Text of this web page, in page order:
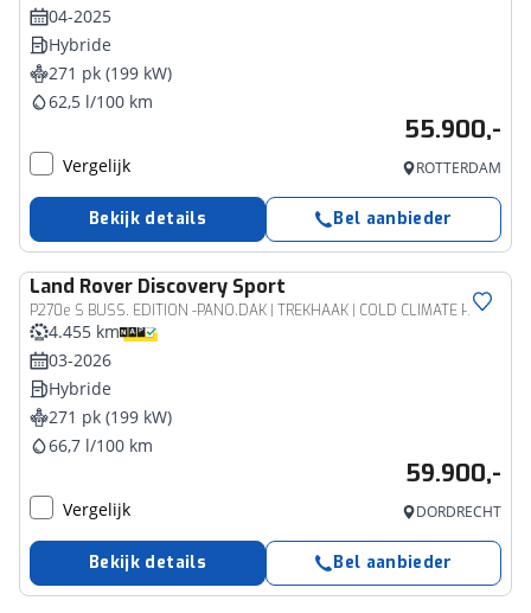
04-2025
Hybride
271 pk (199 kW)
62,5 l/100 km
55.900,-
Vergelijk ROTTERDAM
Bekijk details Bel aanbieder
Land Rover Discovery Sport
P270e S BUSS. EDITION -PANO.DAK | TREKHAAK | COLD CLIMATE PACK
4.455 km
03-2026
Hybride
271 pk (199 kW)
66,7 l/100 km
59.900,-
Vergelijk DORDRECHT
Bekijk details Bel aanbieder